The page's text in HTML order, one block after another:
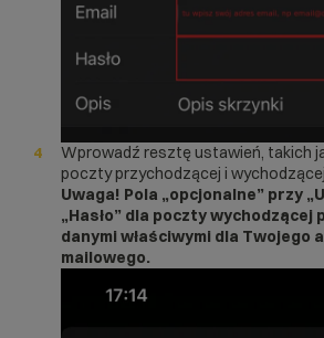
Wprowadź resztę ustawień, takich
poczty przychodzącej i
Uwaga! Pola „opcjonalne” przy
„Hasło” dla poczty wychodzącej
danymi właściwymi dla Twojego
mailowego.